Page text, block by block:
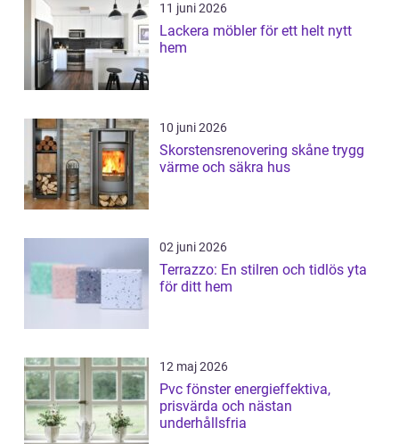
11 juni 2026
Lackera möbler för ett helt nytt
hem
10 juni 2026
Skorstensrenovering skåne trygg
värme och säkra hus
02 juni 2026
Terrazzo: En stilren och tidlös yta
för ditt hem
12 maj 2026
Pvc fönster energieffektiva,
prisvärda och nästan
underhållsfria